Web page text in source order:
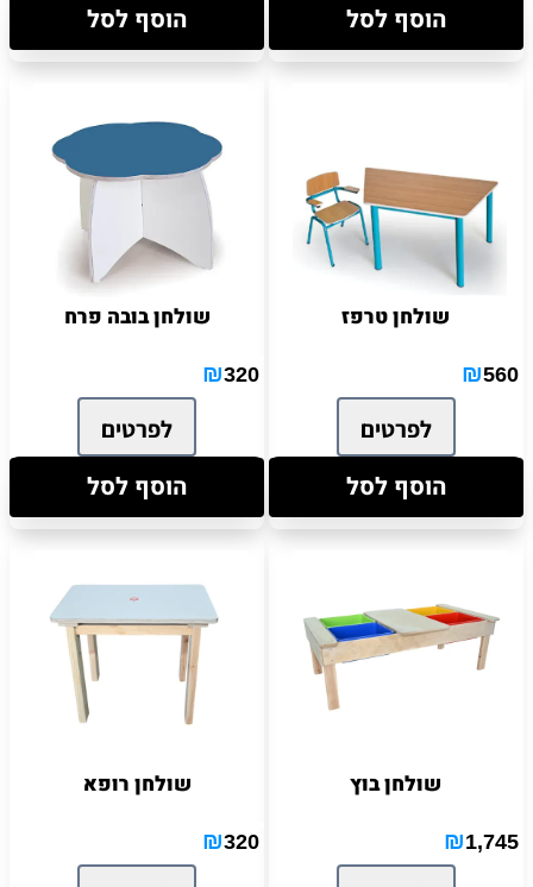
הוסף לסל הוסף לסל
שולחן טרפז
₪560
לפרטים
הוסף לסל
שולחן בובה פרח
₪320
לפרטים
הוסף לסל
שולחן בוץ
₪1,745
שולחן רופא
₪320